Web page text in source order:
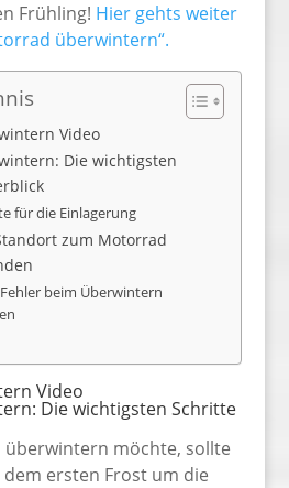
Frühling! Hier gehts weiter
überwintern“.
Video
Die wichtigsten
für die Einlagerung
zum Motorrad
beim Überwintern
Video
Die wichtigsten Schritte
möchte, sollte
ersten Frost um die